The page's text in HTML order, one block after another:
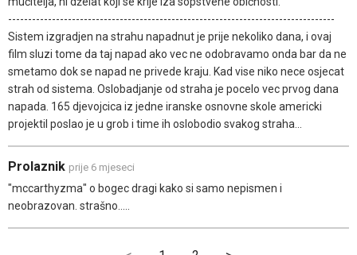
----------------------------------------------------------------------------------
Sistem izgradjen na strahu napadnut je prije nekoliko dana, i ovaj
film sluzi tome da taj napad ako vec ne odobravamo onda bar da ne
smetamo dok se napad ne privede kraju. Kad vise niko nece osjecat
strah od sistema. Oslobadjanje od straha je pocelo vec prvog dana
napada. 165 djevojcica iz jedne iranske osnovne skole americki
projektil poslao je u grob i time ih oslobodio svakog straha...
Prolaznik prije 6 mjeseci
"mccarthyzma" o bogec dragi kako si samo nepismen i
neobrazovan. strašno.....